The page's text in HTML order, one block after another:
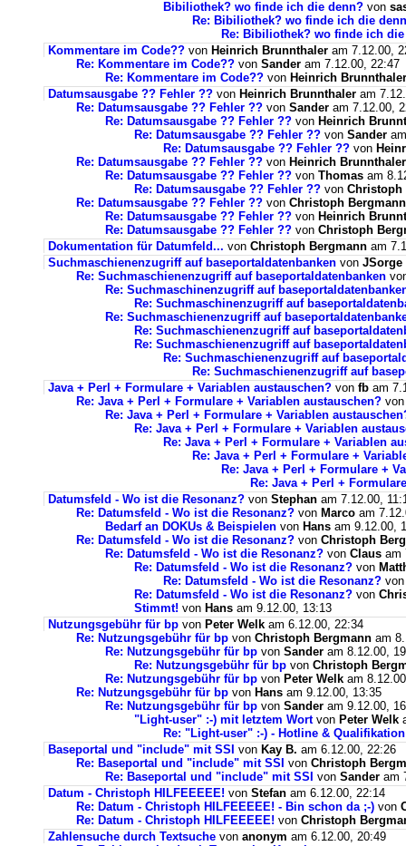
Bibiliothek? wo finde ich die denn? von
Re: Bibiliothek? wo finde ich die
Re: Bibiliothek? wo finde ich
Kommentare im Code?? von Heinrich Brunnthaler am 7.12.00,
Re: Kommentare im Code?? von Sander am 7.12.00, 22:47
Re: Kommentare im Code?? von Heinrich Brunnthaler
Datumsausgabe ?? Fehler ?? von Heinrich Brunnthaler am
Re: Datumsausgabe ?? Fehler ?? von Sander am 7.12.00,
Re: Datumsausgabe ?? Fehler ?? von Heinrich
Re: Datumsausgabe ?? Fehler ?? von Sander
Re: Datumsausgabe ?? Fehler ?? von
Re: Datumsausgabe ?? Fehler ?? von Heinrich Brunnthaler
Re: Datumsausgabe ?? Fehler ?? von Thomas am
Re: Datumsausgabe ?? Fehler ?? von Christoph
Re: Datumsausgabe ?? Fehler ?? von Christoph Bergmann
Re: Datumsausgabe ?? Fehler ?? von Heinrich
Re: Datumsausgabe ?? Fehler ?? von Christoph
Dokumentation für Datumfeld... von Christoph Bergmann am
Suchmaschienenzugriff auf baseportaldatenbanken von JSorge
Re: Suchmaschienenzugriff auf baseportaldatenbanken
Re: Suchmaschinenzugriff auf
Re: Suchmaschinenzugriff auf
Re: Suchmaschienenzugriff auf
Re: Suchmaschienenzugriff auf
Re: Suchmaschienenzugriff auf
Re: Suchmaschienenzugriff auf
Re: Suchmaschienenzugriff auf
Java + Perl + Formulare + Variablen austauschen? von fb am
Re: Java + Perl + Formulare + Variablen austauschen?
Re: Java + Perl + Formulare + Variablen
Re: Java + Perl + Formulare + Variablen
Re: Java + Perl + Formulare + Variablen
Re: Java + Perl + Formulare +
Re: Java + Perl + Formulare +
Re: Java + Perl +
Datumsfeld - Wo ist die Resonanz? von Stephan am 7.12.00,
Re: Datumsfeld - Wo ist die Resonanz? von Marco am
Bedarf an DOKUs & Beispielen von Hans am 9.12.00,
Re: Datumsfeld - Wo ist die Resonanz? von Christoph
Re: Datumsfeld - Wo ist die Resonanz? von Claus am
Re: Datumsfeld - Wo ist die Resonanz? von
Re: Datumsfeld - Wo ist die Resonanz?
Re: Datumsfeld - Wo ist die Resonanz? von
Stimmt! von Hans am 9.12.00, 13:13
Nutzungsgebühr für bp von Peter Welk am 6.12.00, 22:34
Re: Nutzungsgebühr für bp von Christoph Bergmann am
Re: Nutzungsgebühr für bp von Sander am 8.12.00,
Re: Nutzungsgebühr für bp von Christoph
Re: Nutzungsgebühr für bp von Peter Welk am
Re: Nutzungsgebühr für bp von Hans am 9.12.00, 13:35
Re: Nutzungsgebühr für bp von Sander am 9.12.00,
"Light-user" :-) mit letztem Wortvon Peter Welk
Re: "Light-user" :-) - Hotline & Qualifikation
Baseportal und "include" mit SSI von Kay B. am 6.12.00, 22:26
Re: Baseportal und "include" mit SSI von Christoph
Re: Baseportal und "include" mit SSI von Sander am
Datum - Christoph HILFEEEEE! von Stefan am 6.12.00, 22:14
Re: Datum - Christoph HILFEEEEE! - Bin schon da ;-) von
Re: Datum - Christoph HILFEEEEE! von Christoph
Zahlensuche durch Textsuche von anonym am 6.12.00, 20:49